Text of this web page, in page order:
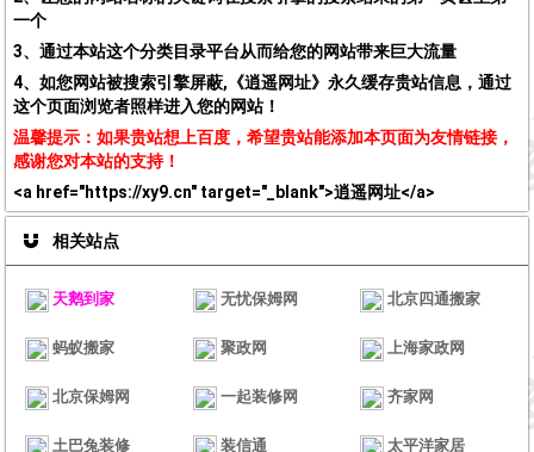
一个
3、通过本站这个分类目录平台从而给您的网站带来巨大流量
4、如您网站被搜索引擎屏蔽,《逍遥网址》永久缓存贵站信息，通过
这个页面浏览者照样进入您的网站！
温馨提示：如果贵站想上百度，希望贵站能添加本页面为友情链接，
感谢您对本站的支持！
<a href="https://xy9.cn" target="_blank">逍遥网址</a>
相关站点
天鹅到家 无忧保姆网 北京四通搬家
蚂蚁搬家 聚政网 上海家政网
北京保姆网 一起装修网 齐家网
土巴兔装修 装信通 太平洋家居